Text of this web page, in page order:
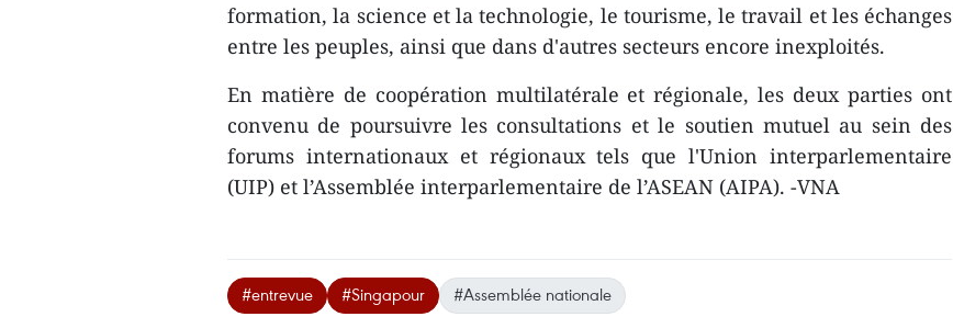
formation, la science et la technologie, le tourisme, le travail et les échanges
entre les peuples, ainsi que dans d'autres secteurs encore inexploités.
En matière de coopération multilatérale et régionale, les deux parties ont
convenu de poursuivre les consultations et le soutien mutuel au sein des
forums internationaux et régionaux tels que l'Union interparlementaire
(UIP) et l’Assemblée interparlementaire de l’ASEAN (AIPA). -VNA
#entrevue #Singapour #Assemblée nationale